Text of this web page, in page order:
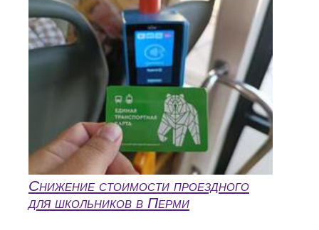
Снижение стоимости проездного
для школьников в Перми